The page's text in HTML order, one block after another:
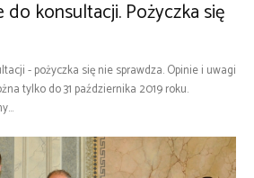
do konsultacji. Pożyczka się
- pożyczka się nie sprawdza. Opinie i uwagi
tylko do 31 października 2019 roku.